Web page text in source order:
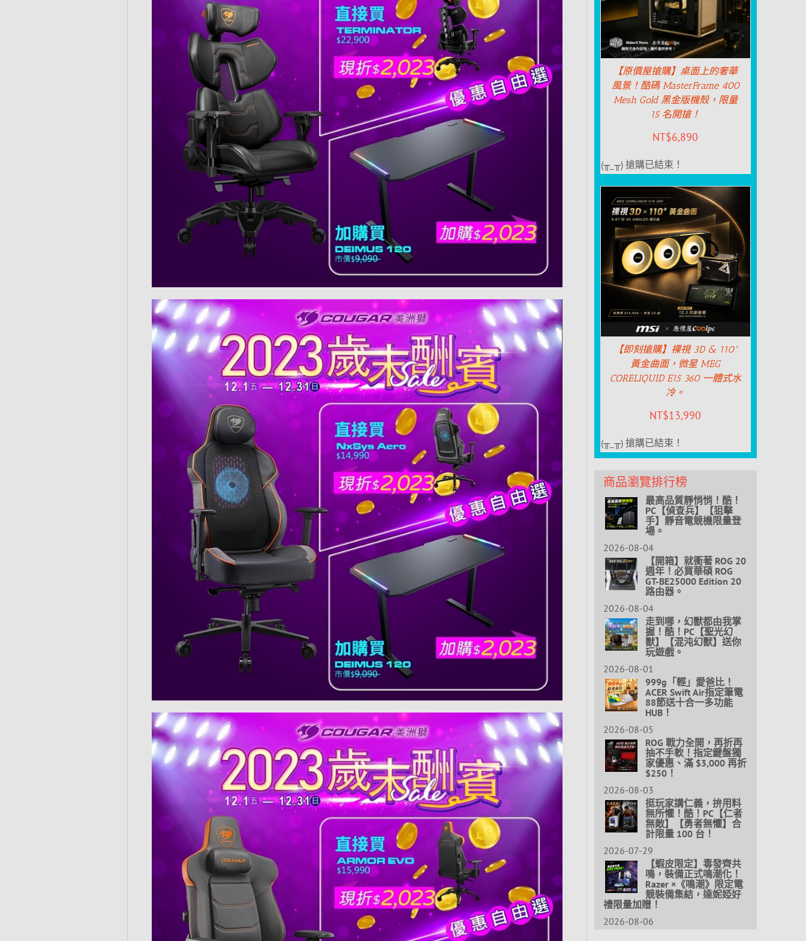
【原價屋搶購】桌面上的奢華
風景！酷碼 MasterFrame 400
Mesh Gold 黑金版機殼，限量
15 名開搶！
NT$6,890
(╥_╥) 搶購已結束！
【即刻搶購】裸視 3D & 110°
黃金曲面，微星 MEG
CORELIQUID E15 360 一體式水
冷。
NT$13,990
(╥_╥) 搶購已結束！
商品瀏覽排行榜
最高品質靜悄悄！酷！
PC【偵查兵】【狙擊
手】靜音電競機限量登
場。
2026-08-04
【開箱】就衝著 ROG 20
週年！必買華碩 ROG
GT-BE25000 Edition 20
路由器。
2026-08-04
走到哪，幻獸都由我掌
握！酷！PC【聖光幻
獸】【混沌幻獸】送你
玩遊戲。
2026-08-01
999g「輕」愛爸比！
ACER Swift Air指定筆電
88節送十合一多功能
HUB！
2026-08-05
ROG 戰力全開，再折再
抽不手軟！指定鍵盤獨
家優惠、滿 $3,000 再折
$250！
2026-08-03
挺玩家講仁義，拚用料
無所懼！酷！PC【仁者
無敵】【勇者無懼】合
計限量 100 台！
2026-07-29
【蝦皮限定】毒發齊共
鳴，裝備正式鳴潮化！
Razer ×《鳴潮》限定電
競裝備集結，達妮婭好
禮限量加贈！
2026-08-06